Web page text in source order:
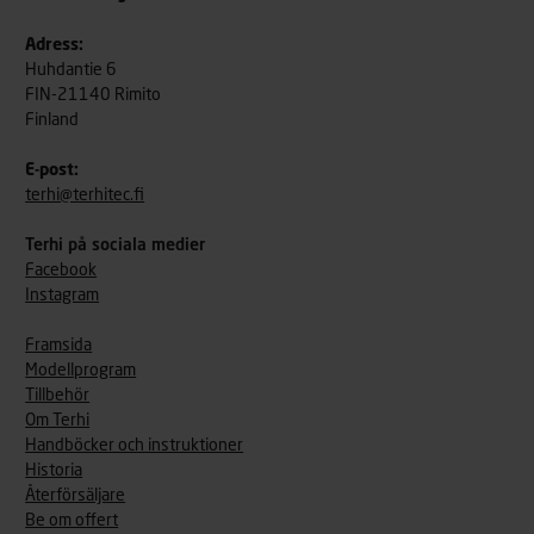
Adress:
Huhdantie 6
FIN-21140 Rimito
Finland
E-post:
terhi@terhitec.fi
Terhi på sociala medier
Facebook
Instagram
Framsida
Modellprogram
Tillbehör
Om Terhi
Handböcker och instruktioner
Historia
Återförsäljare
Be om offert